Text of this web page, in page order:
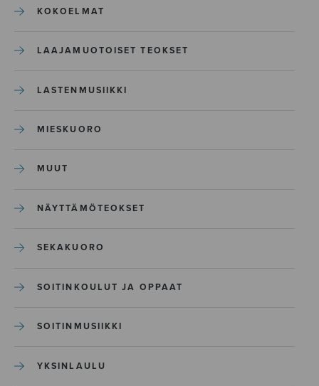
KOKOELMAT
LAAJAMUOTOISET TEOKSET
LASTENMUSIIKKI
MIESKUORO
MUUT
NÄYTTÄMÖTEOKSET
SEKAKUORO
SOITINKOULUT JA OPPAAT
SOITINMUSIIKKI
YKSINLAULU